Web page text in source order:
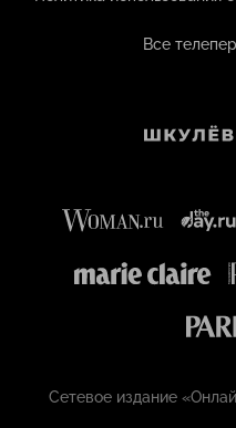
Все
Сетевое издание